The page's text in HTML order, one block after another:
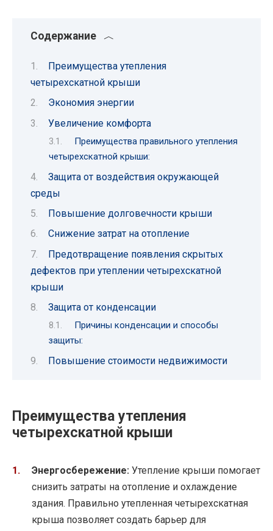
Содержание
Преимущества утепления
четырехскатной крыши
Экономия энергии
Увеличение комфорта
Преимущества правильного утепления
четырехскатной крыши:
Защита от воздействия окружающей
среды
Повышение долговечности крыши
Снижение затрат на отопление
Предотвращение появления скрытых
дефектов при утеплении четырехскатной
крыши
Защита от конденсации
Причины конденсации и способы
защиты:
Повышение стоимости недвижимости
Преимущества утепления
четырехскатной крыши
Энергосбережение: Утепление крыши помогает
снизить затраты на отопление и охлаждение
здания. Правильно утепленная четырехскатная
крыша позволяет создать барьер для